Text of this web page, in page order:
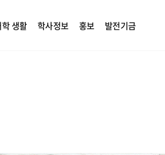
생활 학사정보 홍보 발전기금